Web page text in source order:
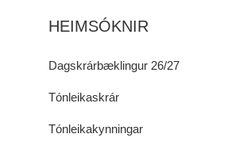
HEIMSÓKNIR
Dagskrárbæklingur 26/27
Tónleikaskrár
Tónleikakynningar